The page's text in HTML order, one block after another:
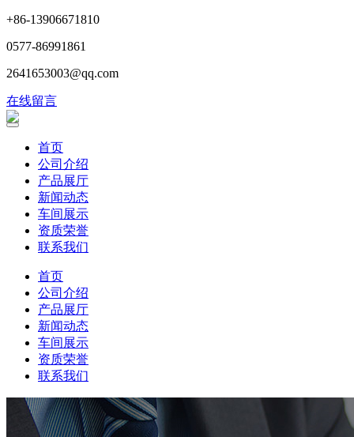
+86-13906671810
0577-86991861
2641653003@qq.com
在线留言
首页
公司介绍
产品展厅
新闻动态
车间展示
资质荣誉
联系我们
首页
公司介绍
产品展厅
新闻动态
车间展示
资质荣誉
联系我们